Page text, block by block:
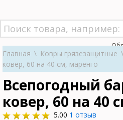
Главная \ Ковры грязезащитные \
ковер, 60 на 40 см, маренго
Всепогодный
ковер, 60 на 40
5.00 1 отзыв